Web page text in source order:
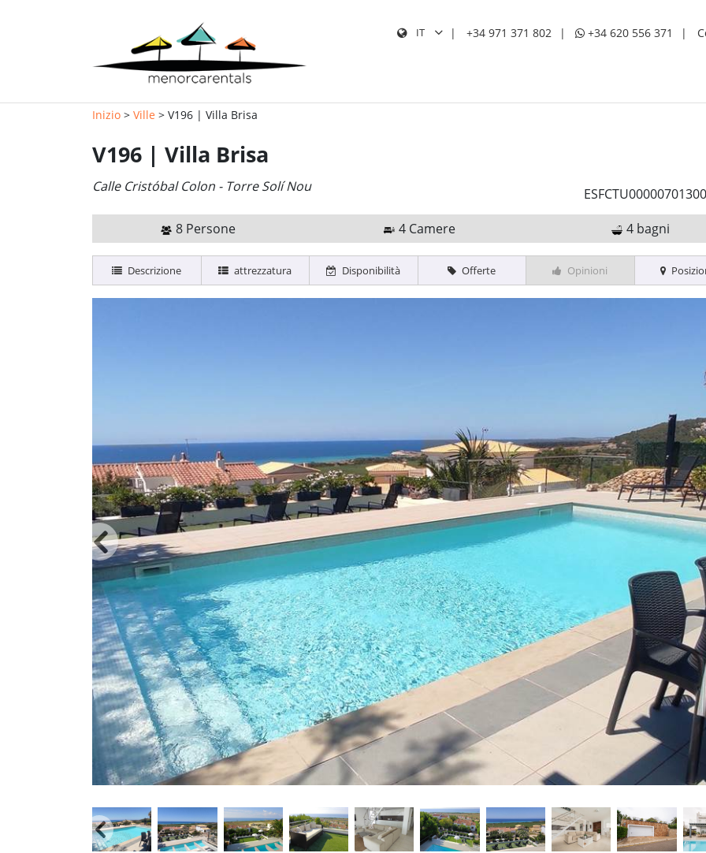
IT +34 971 371 802 +34 620 556 371
Inizio > Ville > V196 | Villa Brisa
V196 | Villa Brisa
Calle Cristóbal Colon - Torre Solí Nou
8 Persone
4 Camere 4 bagni
Descrizione attrezzatura Disponibilità Offerte Opinioni